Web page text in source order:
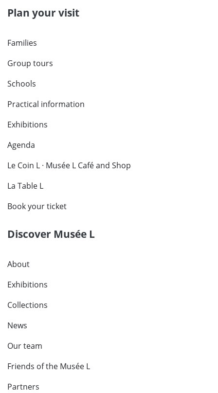
Plan your visit
Families
Group tours
Schools
Practical information
Exhibitions
Agenda
Le Coin L · Musée L Café and Shop
La Table L
Book your ticket
Discover Musée L
About
Exhibitions
Collections
News
Our team
Friends of the Musée L
Partners